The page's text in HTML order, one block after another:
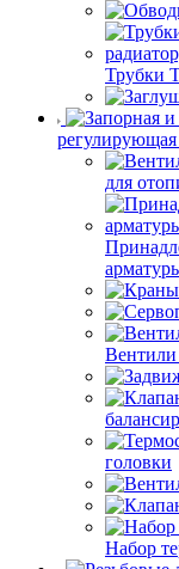
Трубки
регулирующая
для
Вентили
головки
Набор